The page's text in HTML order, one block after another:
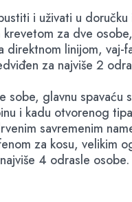
i uživati u
za dve
linijom,
za najviše 2
sobe, glavnu
i kadu otvorenog
savremenim
za kosu, velikim
4 odrasle